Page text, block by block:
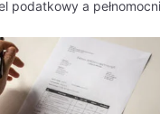
podatkowy a